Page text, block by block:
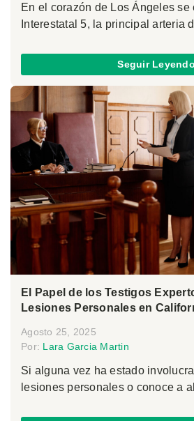
En el corazón de Los Ángeles se
Interestatal 5, la principal arteria
Seguir Leyendo
El Papel de los Testigos
Lesiones Personales en
Agosto 25, 2025
Por: Lara Garcia Martin
Si alguna vez ha estado
lesiones personales o conoce a